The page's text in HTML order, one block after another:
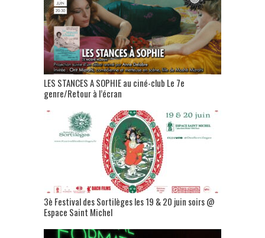
LES STANCES A SOPHIE au ciné-club Le 7e
genre/Retour à l’écran
3è Festival des Sortilèges les 19 & 20 juin soirs @
Espace Saint Michel